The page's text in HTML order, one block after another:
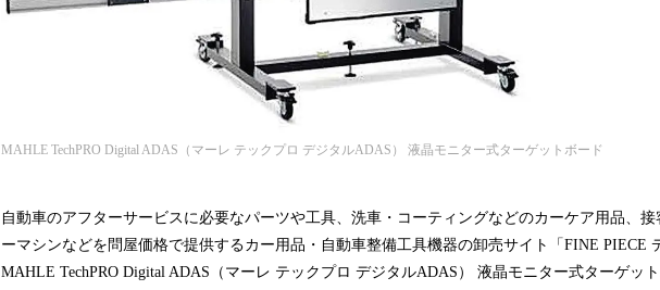
MAHLE TechPRO Digital ADAS（マーレ テックプロ デジタルADAS） 液晶モニター式ターゲットボード
自動車のアフターサービスに必要なパーツや工具、洗車・コーティングなどのカーケア用品、接
ーマシンなどを問屋価格で提供するカー用品・自動車整備工具機器の卸売サイト「FINE PIECE
MAHLE TechPRO Digital ADAS（マーレ テックプロ デジタルADAS） 液晶モニター式ターゲッ